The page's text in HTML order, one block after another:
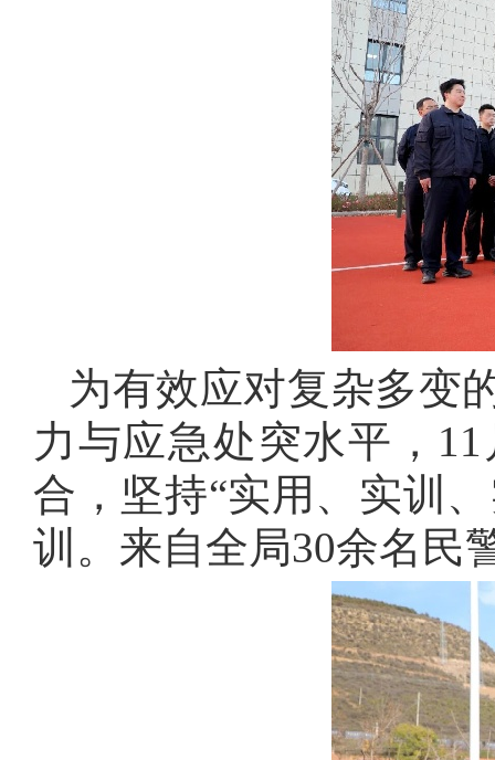
为有效应对复杂多变
力与应急处突水平， 11
合，坚持“实用、实训
训。来自全局30余名民